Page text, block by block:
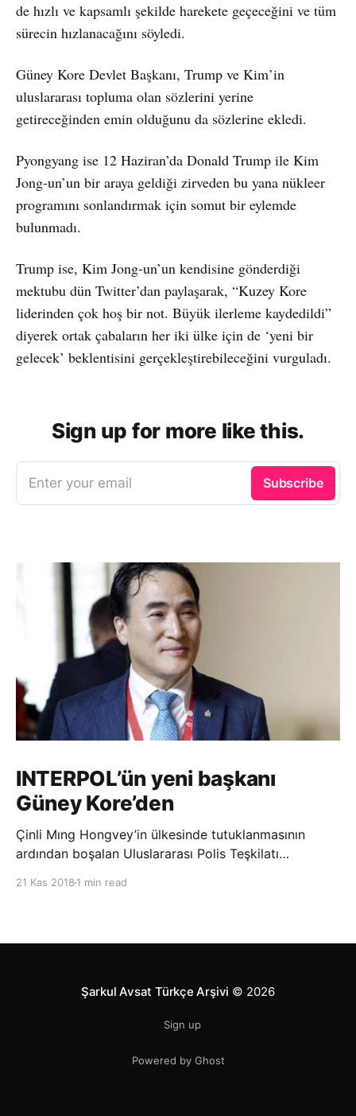
de hızlı ve kapsamlı şekilde harekete geçeceğini ve tüm
sürecin hızlanacağını söyledi.
Güney Kore Devlet Başkanı, Trump ve Kim’in
uluslararası topluma olan sözlerini yerine
getireceğinden emin olduğunu da sözlerine ekledi.
Pyongyang ise 12 Haziran’da Donald Trump ile Kim
Jong-un’un bir araya geldiği zirveden bu yana nükleer
programını sonlandırmak için somut bir eylemde
bulunmadı.
Trump ise, Kim Jong-un’un kendisine gönderdiği
mektubu dün Twitter’dan paylaşarak, “Kuzey Kore
liderinden çok hoş bir not. Büyük ilerleme kaydedildi”
diyerek ortak çabaların her iki ülke için de ‘yeni bir
gelecek’ beklentisini gerçekleştirebileceğini vurguladı.
Sign up for more like this.
Enter your email Subscribe
INTERPOL’ün yeni başkanı
Güney Kore’den
Çinli Mıng Hongvey’in ülkesinde tutuklanmasının
ardından boşalan Uluslararası Polis Teşkilatı
21 Kas 2018 1 min read
Şarkul Avsat Türkçe Arşivi © 2026
Sign up
Powered by Ghost